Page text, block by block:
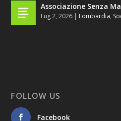
Associazione Senza
Lug 2, 2026 | Lombardia,
FOLLOW US
Facebook